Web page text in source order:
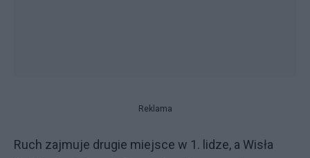
Reklama
Ruch zajmuje drugie miejsce w 1. lidze, a Wisła